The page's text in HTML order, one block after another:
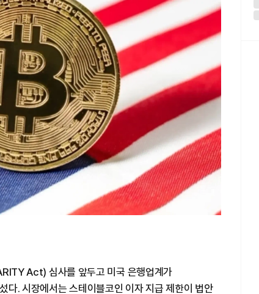
Act) 심사를 앞두고 미국 은행업계가
다. 시장에서는 스테이블코인 이자 지급 제한이 법안